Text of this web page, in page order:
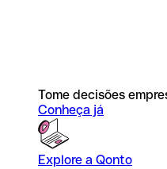
Tome decisões
Conheça já
Explore a Qonto